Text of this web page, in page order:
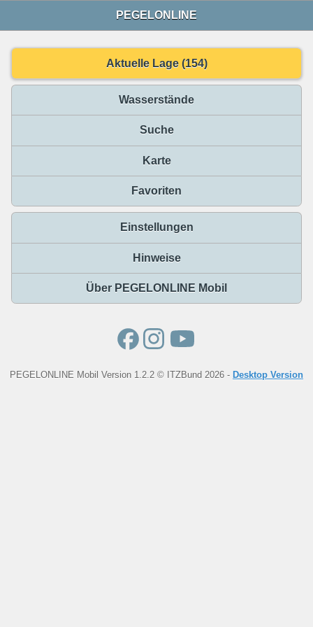
PEGELONLINE
Aktuelle Lage (154)
Wasserstände
Suche
Karte
Favoriten
Einstellungen
Hinweise
Über PEGELONLINE Mobil
PEGELONLINE Mobil Version 1.2.2 © ITZBund 2026 - Desktop Version